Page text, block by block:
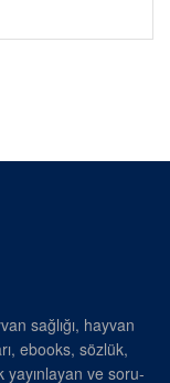
sağlığı, hayvan
ebooks, sözlük,
yayınlayan ve soru-